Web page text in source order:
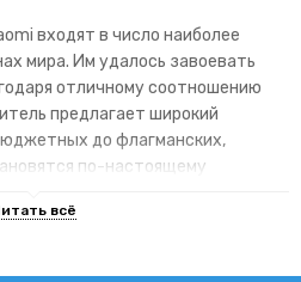
входят в число наиболее
мира. Им удалось завоевать
отличному соотношению
предлагает широкий
до флагманских,
по-настоящему